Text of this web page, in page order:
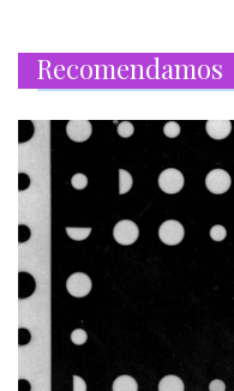
Recomendamos